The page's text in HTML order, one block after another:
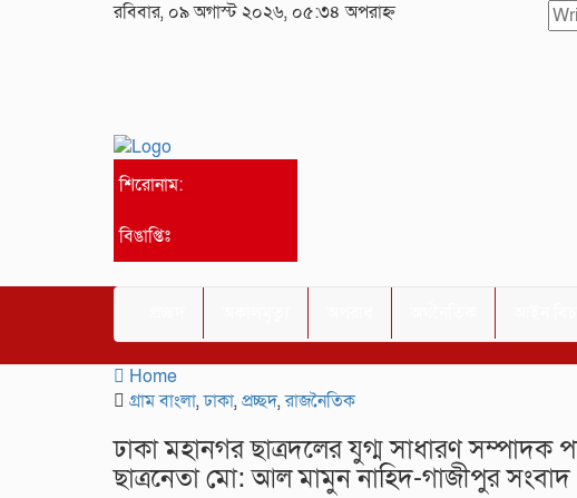
রবিবার, ০৯ অগাস্ট ২০২৬, ০৫:৩৪ অপরাহ্ন
শিরোনাম:
বিঙাপ্তিঃ
Home
গ্রাম বাংলা,ঢাকা,প্রচ্ছদ,রাজনৈতিক
ঢাকা মহানগর ছাত্রদলের যুগ্ম সাধারণ সম্পাদক
ছাত্রনেতা মো: আল মামুন নাহিদ-গাজীপুর সংবাদ